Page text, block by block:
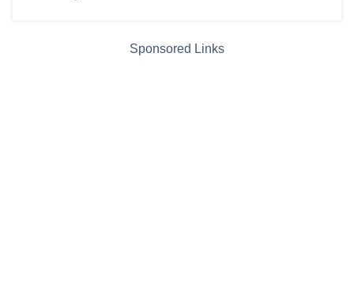
Sponsored Links